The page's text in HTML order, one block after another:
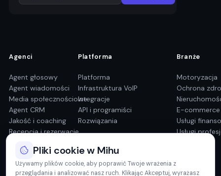
Agenci
Agent głosowy
Agent wiadomości
Media społecznościowe
Agent CRM
Jakość i coaching
Recepcja i rezerwacje
Platforma
Platforma
Infrastruktura VoIP
Integracje
API i programiści
Rozwiązania
Branże
Motoryzacja
Ochrona
E-commerce
Usługi
Usługi
Pliki cookie w Mihu
Używamy plików cookie, aby poprawić Twoje wrażenia z
przeglądania i analizować nasz ruch. Klikając Akceptuj, wyrażasz